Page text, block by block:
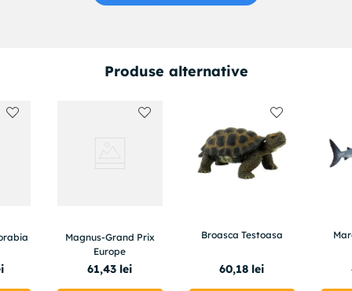
Produse alternative
Magnus-Grand Prix
Europe
61,43 lei
Broasca Testoasa
60,18 lei